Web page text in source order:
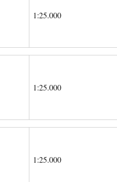
1:25.000
1:25.000
1:25.000